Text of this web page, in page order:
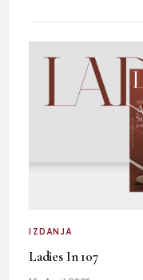
IZDANJA
Ladies In 107